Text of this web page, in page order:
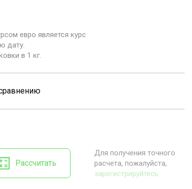
евро является курс
дату.
в 1 кг.
Рассчитать
Для получения точного
расчета, пожалуйста,
зарегистрируйтесь